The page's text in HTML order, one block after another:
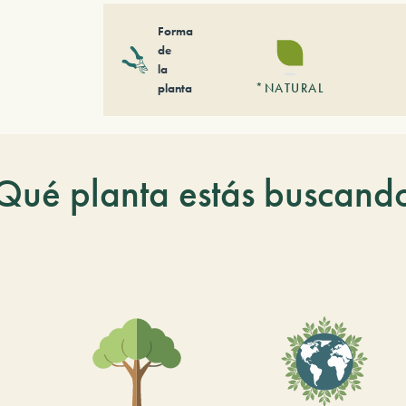
Forma
de
la
planta
*NATURAL
planta estás